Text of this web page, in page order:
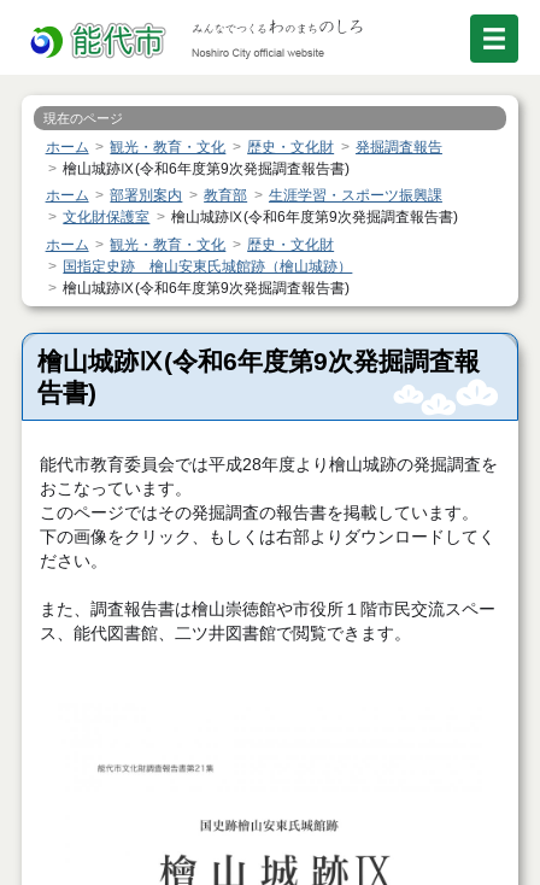
現在のページ
ホーム 観光・教育・文化 歴史・文化財
発掘調査報告
檜山城跡Ⅸ(令和6年度第9次発掘調査報告書)
ホーム
部署別案内 教育部
生涯学習・スポーツ振興課
文化財保護室
檜山城跡Ⅸ(令和6年度第9次発掘調査報告書)
ホーム
観光・教育・文化
歴史・文化財
国指定史跡 檜山安東氏城館跡（檜山城跡）
檜山城跡Ⅸ(令和6年度第9次発掘調査報告書)
檜山城跡Ⅸ(令和6年度第9次発掘調査報
告書)
能代市教育委員会では平成28年度より檜山城跡の発掘調査を
おこなっています。
このページではその発掘調査の報告書を掲載しています。
下の画像をクリック、もしくは右部よりダウンロードしてく
ださい。
また、調査報告書は檜山崇徳館や市役所１階市民交流スペー
ス、能代図書館、二ツ井図書館で閲覧できます。